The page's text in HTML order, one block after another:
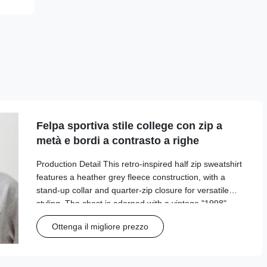
Felpa sportiva stile college con zip a
metà e bordi a contrasto a righe
Production Detail This retro-inspired half zip sweatshirt
features a heather grey fleece construction, with a
stand-up collar and quarter-zip closure for versatile
styling. The chest is adorned with a vintage "1998"
graphic print, while the cuffs and hem are finished with
contrasting green and white striped ribbing for a classic
Ottenga il migliore prezzo